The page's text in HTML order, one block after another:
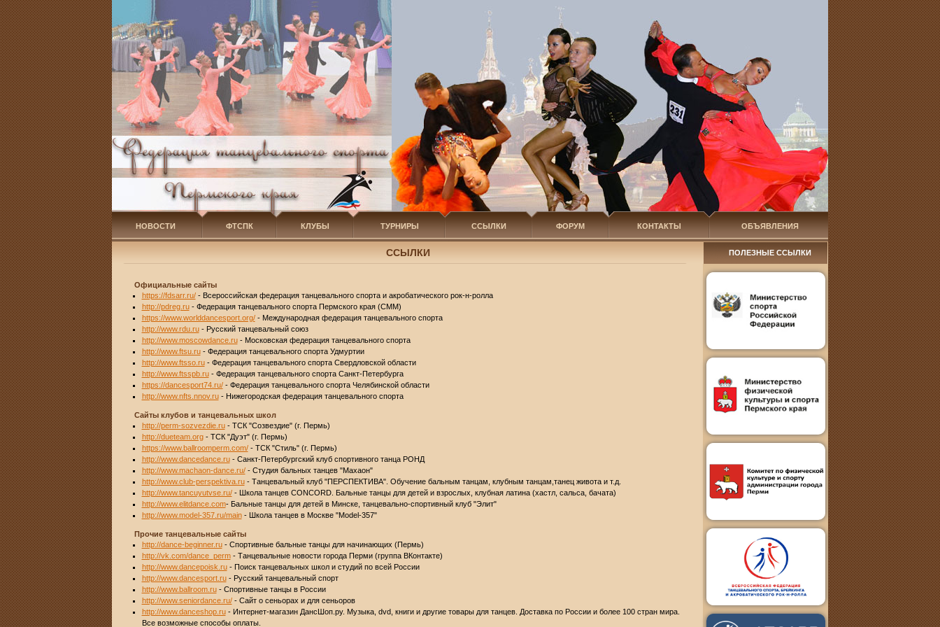
НОВОСТИ ФТСПК КЛУБЫ ТУРНИРЫ ССЫЛКИ ФОРУМ КОНТАКТЫ ОБЪЯВЛЕНИЯ
ССЫЛКИ
Официальные сайты
https://fdsarr.ru/- Всероссийская федерация танцевального спорта и акробатического рок-н-ролла
http://pdreg.ru- Федерация танцевального спорта Пермского края (СММ)
https://www.worlddancesport.org/- Международная федерация танцевального спорта
http://www.rdu.ru- Русский танцевальный союз
http://www.moscowdance.ru- Московская федерация танцевального спорта
http://www.ftsu.ru- Федерация танцевального спорта Удмуртии
http://www.ftsso.ru- Федерация танцевального спорта Свердловской области
http://www.ftsspb.ru- Федерация танцевального спорта Санкт-Петербурга
https://dancesport74.ru/- Федерация танцевального спорта Челябинской области
http://www.nfts.nnov.ru- Нижегородская федерация танцевального спорта
Сайты клубов и танцевальных школ
http://perm-sozvezdie.ru- ТСК "Созвездие" (г. Пермь)
http://dueteam.org- ТСК "Дуэт" (г. Пермь)
https://www.ballroomperm.com/- ТСК "Стиль" (г. Пермь)
http://www.dancedance.ru- Санкт-Петербургский клуб спортивного танца РОНД
http://www.machaon-dance.ru/- Cтудия бальных танцев "Махаон"
http://www.club-perspektiva.ru- Танцевальный клуб "ПЕРСПЕКТИВА". Обучение бальным танцам, клубным танцам,танец живота и т.д.
http://www.tancuyutvse.ru/- Школа танцев CONCORD. Бальные танцы для детей и взрослых, клубная латина (хастл, сальса, бачата)
http://www.elitdance.com- Бальные танцы для детей в Минске, танцевально-спортивный клуб "Элит"
http://www.model-357.ru/main- Школа танцев в Москве "Model-357"
Прочие танцевальные сайты
http://dance-beginner.ru- Спортивные бальные танцы для начинающих (Пермь)
http://vk.com/dance_perm- Танцевальные новости города Перми (группа ВКонтакте)
http://www.dancepoisk.ru- Поиск танцевальных школ и студий по всей России
http://www.dancesport.ru- Русский танцевальный спорт
http://www.ballroom.ru- Спортивные танцы в России
http://www.seniordance.ru/- Сайт о сеньорах и для сеньоров
http://www.danceshop.ru- Интернет-магазин ДансШоп.ру. Музыка, dvd, книги и другие товары для танцев. Доставка по России и более 100 стран мира.
Все возможные способы оплаты.
ПОЛЕЗНЫЕ ССЫЛКИ